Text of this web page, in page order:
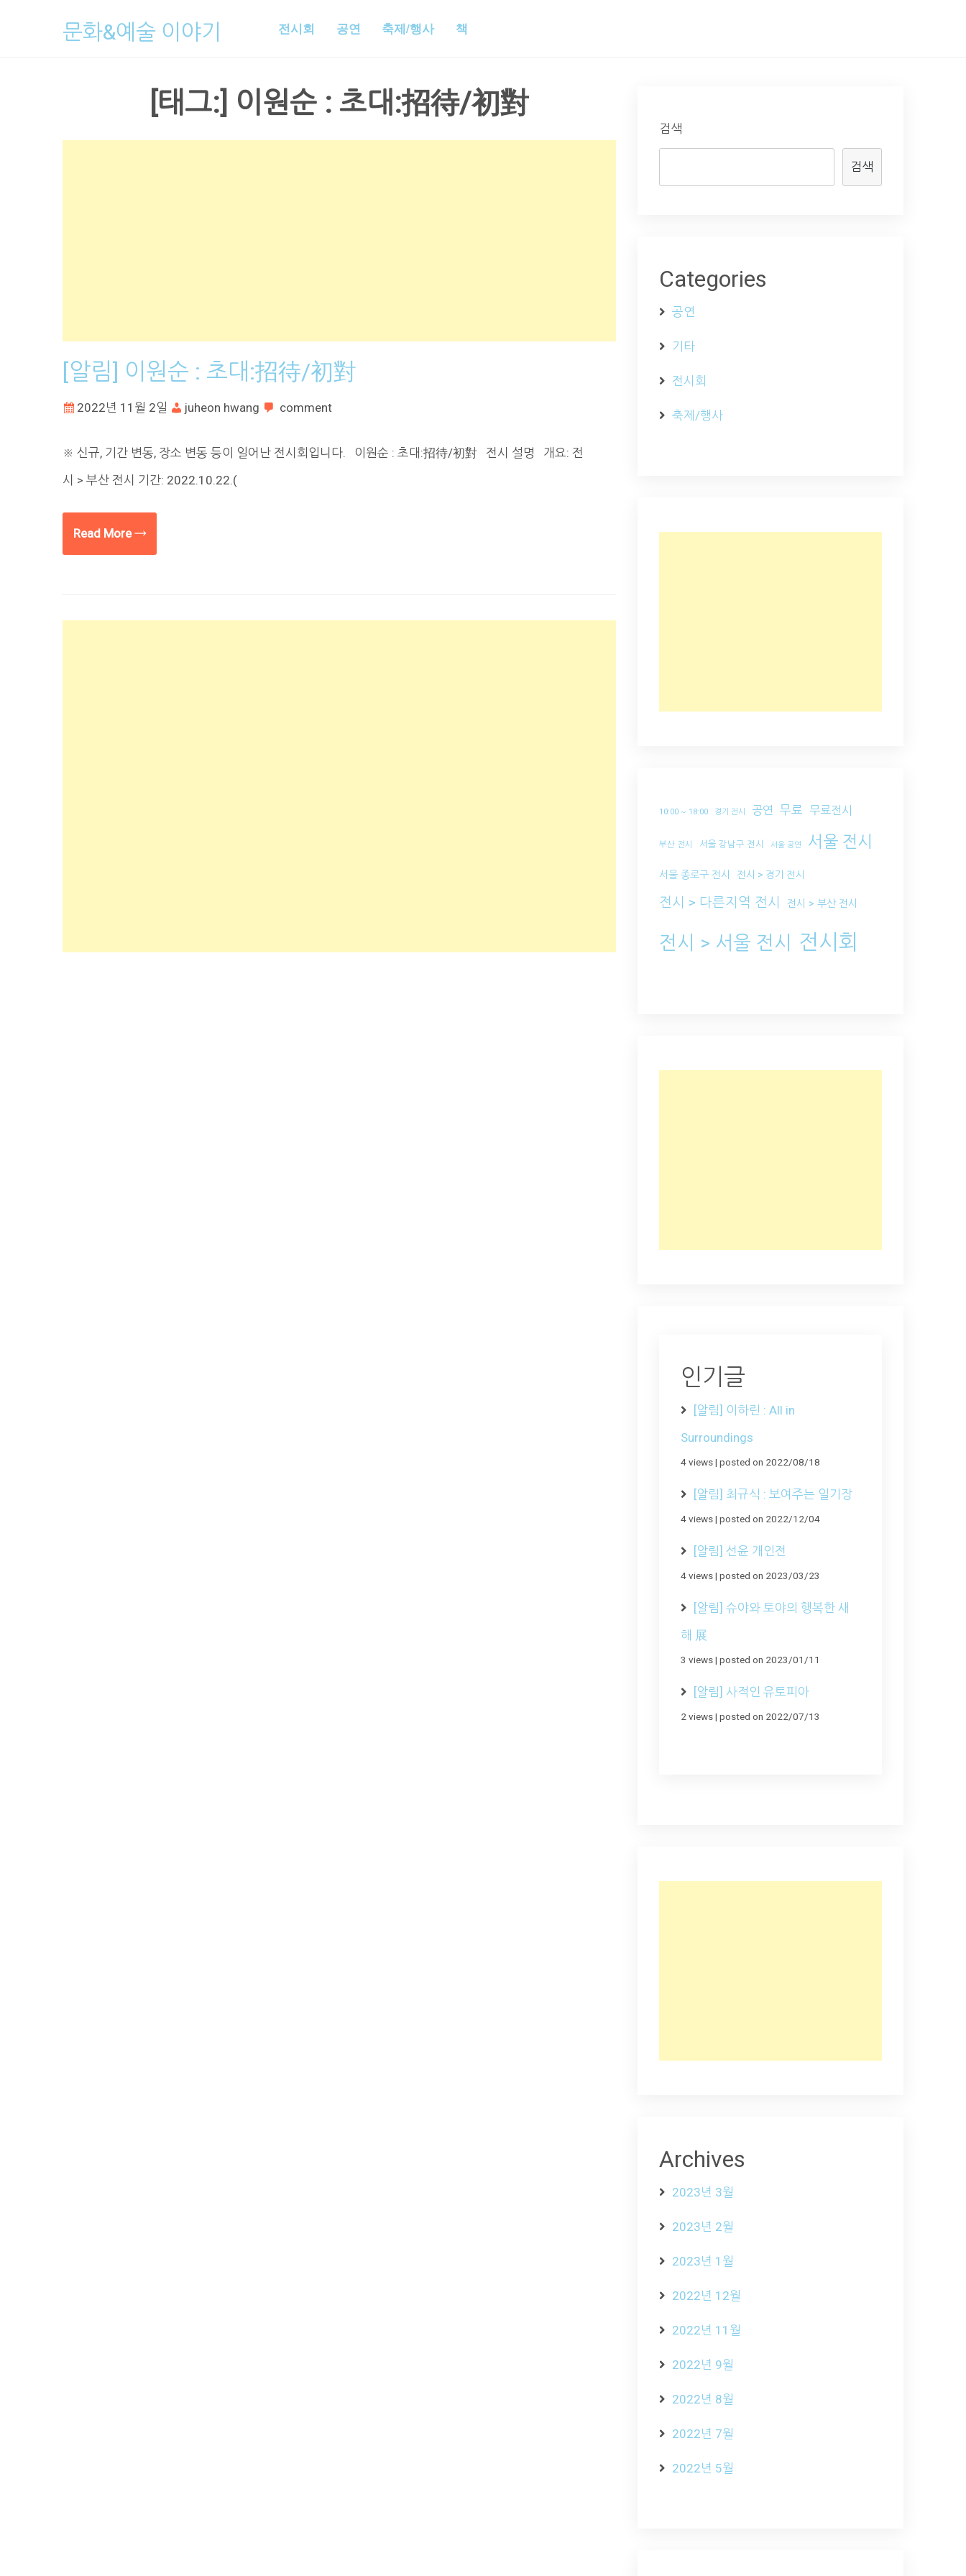
문화&예술 이야기 전시회 공연 축제/행사 책
[태그:] 이원순 : 초대:招待/初對
[알림] 이원순 : 초대:招待/初對
2022년 11월 2일 juheon hwang comment
※ 신규, 기간 변동, 장소 변동 등이 일어난 전시회입니다. 이원순 : 초대:招待/初對 전시 설명 개요: 전
시 > 부산 전시 기간: 2022.10.22.(
Read More →
검색
검색
Categories
공연
기타
전시회
축제/행사
10:00 ~ 18:00 경기 전시 공연 무료 무료전시
부산 전시 서울 강남구 전시 서울 공연 서울 전시
서울 종로구 전시 전시 > 경기 전시
전시 > 다른지역 전시 전시 > 부산 전시
전시 > 서울 전시 전시회
인기글
[알림] 이하린 : All in
Surroundings
4 views| posted on 2022/08/18
[알림] 최규식 : 보여주는 일기장
4 views| posted on 2022/12/04
[알림] 선윤 개인전
4 views| posted on 2023/03/23
[알림] 슈야와 토야의 행복한 새
해 展
3 views| posted on 2023/01/11
[알림] 사적인 유토피아
2 views| posted on 2022/07/13
Archives
2023년 3월
2023년 2월
2023년 1월
2022년 12월
2022년 11월
2022년 9월
2022년 8월
2022년 7월
2022년 5월